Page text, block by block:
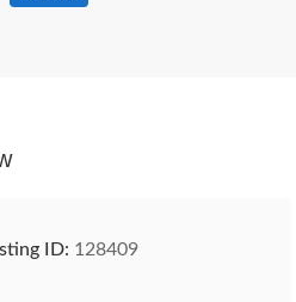
ID: 128409